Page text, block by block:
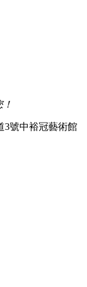
3號中裕冠藝術館